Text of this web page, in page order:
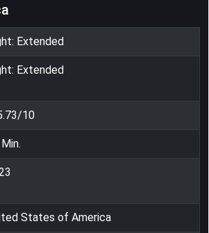
Extended
Extended
/10
Min.
States of America